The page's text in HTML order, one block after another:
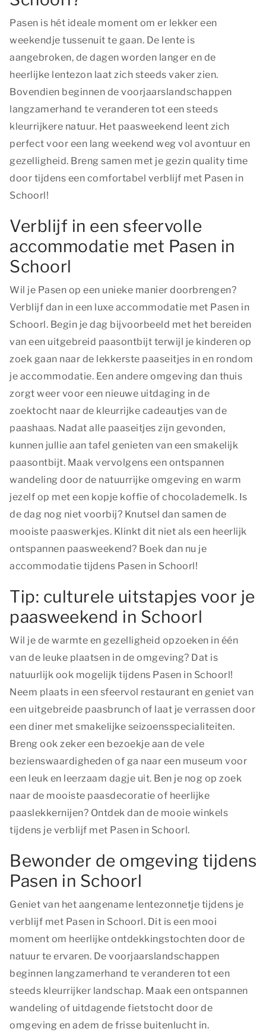
Pasen is hét ideale moment om er lekker een
weekendje tussenuit te gaan. De lente is
aangebroken, de dagen worden langer en de
heerlijke lentezon laat zich steeds vaker zien.
Bovendien beginnen de voorjaarslandschappen
langzamerhand te veranderen tot een steeds
kleurrijkere natuur. Het paasweekend leent zich
perfect voor een lang weekend weg vol avontuur en
gezelligheid. Breng samen met je gezin quality time
door tijdens een comfortabel verblijf met Pasen in
Schoorl!
Verblijf in een sfeervolle
accommodatie met Pasen in
Schoorl
Wil je Pasen op een unieke manier doorbrengen?
Verblijf dan in een luxe accommodatie met Pasen in
Schoorl. Begin je dag bijvoorbeeld met het bereiden
van een uitgebreid paasontbijt terwijl je kinderen op
zoek gaan naar de lekkerste paaseitjes in en rondom
je accommodatie. Een andere omgeving dan thuis
zorgt weer voor een nieuwe uitdaging in de
zoektocht naar de kleurrijke cadeautjes van de
paashaas. Nadat alle paaseitjes zijn gevonden,
kunnen jullie aan tafel genieten van een smakelijk
paasontbijt. Maak vervolgens een ontspannen
wandeling door de natuurrijke omgeving en warm
jezelf op met een kopje koffie of chocolademelk. Is
de dag nog niet voorbij? Knutsel dan samen de
mooiste paaswerkjes. Klinkt dit niet als een heerlijk
ontspannen paasweekend? Boek dan nu je
accommodatie tijdens Pasen in Schoorl!
Tip: culturele uitstapjes voor je
paasweekend in Schoorl
Wil je de warmte en gezelligheid opzoeken in één
van de leuke plaatsen in de omgeving? Dat is
natuurlijk ook mogelijk tijdens Pasen in Schoorl!
Neem plaats in een sfeervol restaurant en geniet van
een uitgebreide paasbrunch of laat je verrassen door
een diner met smakelijke seizoensspecialiteiten.
Breng ook zeker een bezoekje aan de vele
bezienswaardigheden of ga naar een museum voor
een leuk en leerzaam dagje uit. Ben je nog op zoek
naar de mooiste paasdecoratie of heerlijke
paaslekkernijen? Ontdek dan de mooie winkels
tijdens je verblijf met Pasen in Schoorl.
Bewonder de omgeving tijdens
Pasen in Schoorl
Geniet van het aangename lentezonnetje tijdens je
verblijf met Pasen in Schoorl. Dit is een mooi
moment om heerlijke ontdekkingstochten door de
natuur te ervaren. De voorjaarslandschappen
beginnen langzamerhand te veranderen tot een
steeds kleurrijker landschap. Maak een ontspannen
wandeling of uitdagende fietstocht door de
omgeving en adem de frisse buitenlucht in.